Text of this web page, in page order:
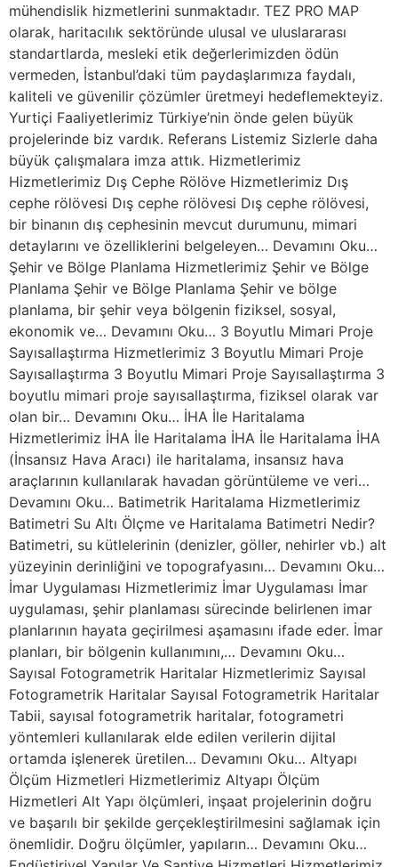
mühendislik hizmetlerini sunmaktadır. TEZ PRO MAP
olarak, haritacılık sektöründe ulusal ve uluslararası
standartlarda, mesleki etik değerlerimizden ödün
vermeden, İstanbul’daki tüm paydaşlarımıza faydalı,
kaliteli ve güvenilir çözümler üretmeyi hedeflemekteyiz.
Yurtiçi Faaliyetlerimiz Türkiye’nin önde gelen büyük
projelerinde biz vardık. Referans Listemiz Sizlerle daha
büyük çalışmalara imza attık. Hizmetlerimiz
Hizmetlerimiz Dış Cephe Rölöve Hizmetlerimiz Dış
cephe rölövesi Dış cephe rölövesi Dış cephe rölövesi,
bir binanın dış cephesinin mevcut durumunu, mimari
detaylarını ve özelliklerini belgeleyen… Devamını Oku…
Şehir ve Bölge Planlama Hizmetlerimiz Şehir ve Bölge
Planlama Şehir ve Bölge Planlama Şehir ve bölge
planlama, bir şehir veya bölgenin fiziksel, sosyal,
ekonomik ve… Devamını Oku… 3 Boyutlu Mimari Proje
Sayısallaştırma Hizmetlerimiz 3 Boyutlu Mimari Proje
Sayısallaştırma 3 Boyutlu Mimari Proje Sayısallaştırma 3
boyutlu mimari proje sayısallaştırma, fiziksel olarak var
olan bir… Devamını Oku… İHA İle Haritalama
Hizmetlerimiz İHA İle Haritalama İHA İle Haritalama İHA
(İnsansız Hava Aracı) ile haritalama, insansız hava
araçlarının kullanılarak havadan görüntüleme ve veri…
Devamını Oku… Batimetrik Haritalama Hizmetlerimiz
Batimetri Su Altı Ölçme ve Haritalama Batimetri Nedir?
Batimetri, su kütlelerinin (denizler, göller, nehirler vb.) alt
yüzeyinin derinliğini ve topografyasını… Devamını Oku…
İmar Uygulaması Hizmetlerimiz İmar Uygulaması İmar
uygulaması, şehir planlaması sürecinde belirlenen imar
planlarının hayata geçirilmesi aşamasını ifade eder. İmar
planları, bir bölgenin kullanımını,… Devamını Oku…
Sayısal Fotogrametrik Haritalar Hizmetlerimiz Sayısal
Fotogrametrik Haritalar Sayısal Fotogrametrik Haritalar
Tabii, sayısal fotogrametrik haritalar, fotogrametri
yöntemleri kullanılarak elde edilen verilerin dijital
ortamda işlenerek üretilen… Devamını Oku… Altyapı
Ölçüm Hizmetleri Hizmetlerimiz Altyapı Ölçüm
Hizmetleri Alt Yapı ölçümleri, inşaat projelerinin doğru
ve başarılı bir şekilde gerçekleştirilmesini sağlamak için
önemlidir. Doğru ölçümler, yapıların… Devamını Oku…